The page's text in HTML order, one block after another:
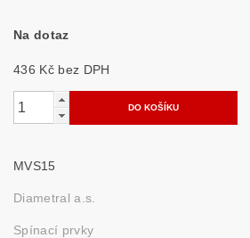
Na dotaz
436 Kč bez DPH
MVS15
Diametral a.s.
Spínací prvky